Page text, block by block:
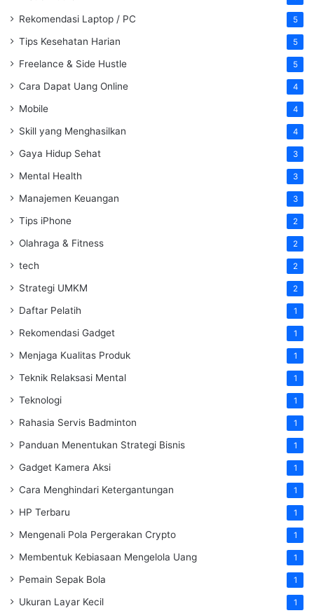
Rekomendasi Laptop / PC 5
Tips Kesehatan Harian 5
Freelance & Side Hustle 5
Cara Dapat Uang Online 4
Mobile 4
Skill yang Menghasilkan 4
Gaya Hidup Sehat 3
Mental Health 3
Manajemen Keuangan 3
Tips iPhone 2
Olahraga & Fitness 2
tech 2
Strategi UMKM 2
Daftar Pelatih 1
Rekomendasi Gadget 1
Menjaga Kualitas Produk 1
Teknik Relaksasi Mental 1
Teknologi 1
Rahasia Servis Badminton 1
Panduan Menentukan Strategi Bisnis 1
Gadget Kamera Aksi 1
Cara Menghindari Ketergantungan 1
HP Terbaru 1
Mengenali Pola Pergerakan Crypto 1
Membentuk Kebiasaan Mengelola Uang 1
Pemain Sepak Bola 1
Ukuran Layar Kecil 1